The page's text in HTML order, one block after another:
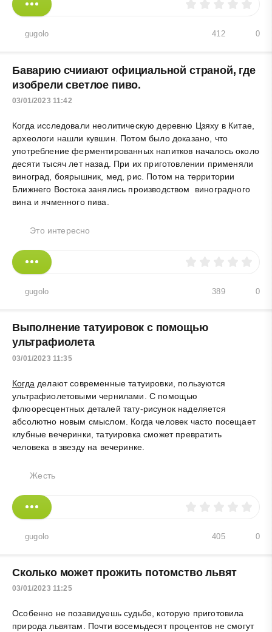
gugolo 0
412
Баварию счииают официальной страной, где
изобрели светлое пиво.
03/01/2023 11:42
Когда исследовали неолитическую деревню Цзяху в Китае,
археологи нашли кувшин. Потом было доказано, что
употребление ферментированных напитков началось около
десяти тысяч лет назад. При их приготовлении применяли
виноград, боярышник, мед, рис. Потом на территории
Ближнего Востока занялись производством виноградного
вина и ячменного пива.
Это интересно
gugolo 0
389
Выполнение татуировок с помощью
ультрафиолета
03/01/2023 11:35
Когда делают современные татуировки, пользуются
ультрафиолетовыми чернилами. С помощью
флюоресцентных деталей тату-рисунок наделяется
абсолютно новым смыслом. Когда человек часто посещает
клубные вечеринки, татуировка сможет превратить
человека в звезду на вечеринке.
Жесть
gugolo 0
405
Сколько может прожить потомство львят
03/01/2023 11:25
Особенно не позавидуешь судьбе, которую приготовила
природа львятам. Почти восемьдесят процентов не смогут